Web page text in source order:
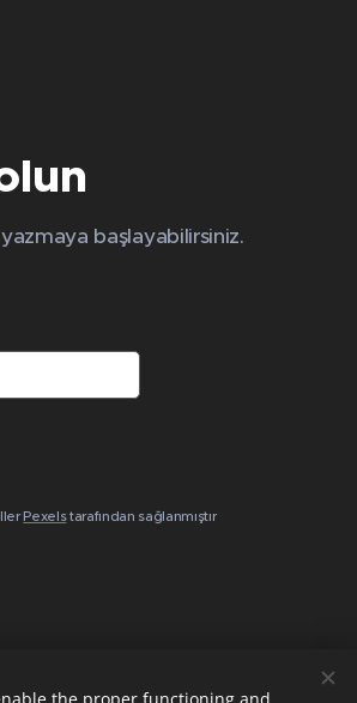
başlayabilirsiniz.
Pexelstarafından sağlanmıştır